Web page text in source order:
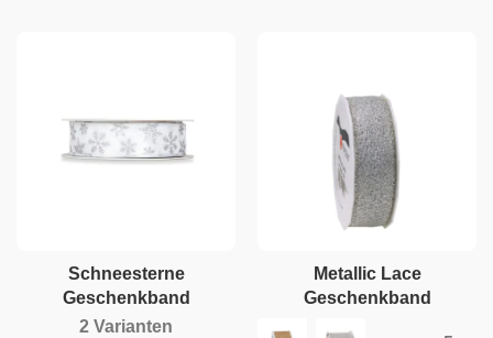
Schneesterne
Geschenkband
2 Varianten
Metallic Lace
Geschenkband